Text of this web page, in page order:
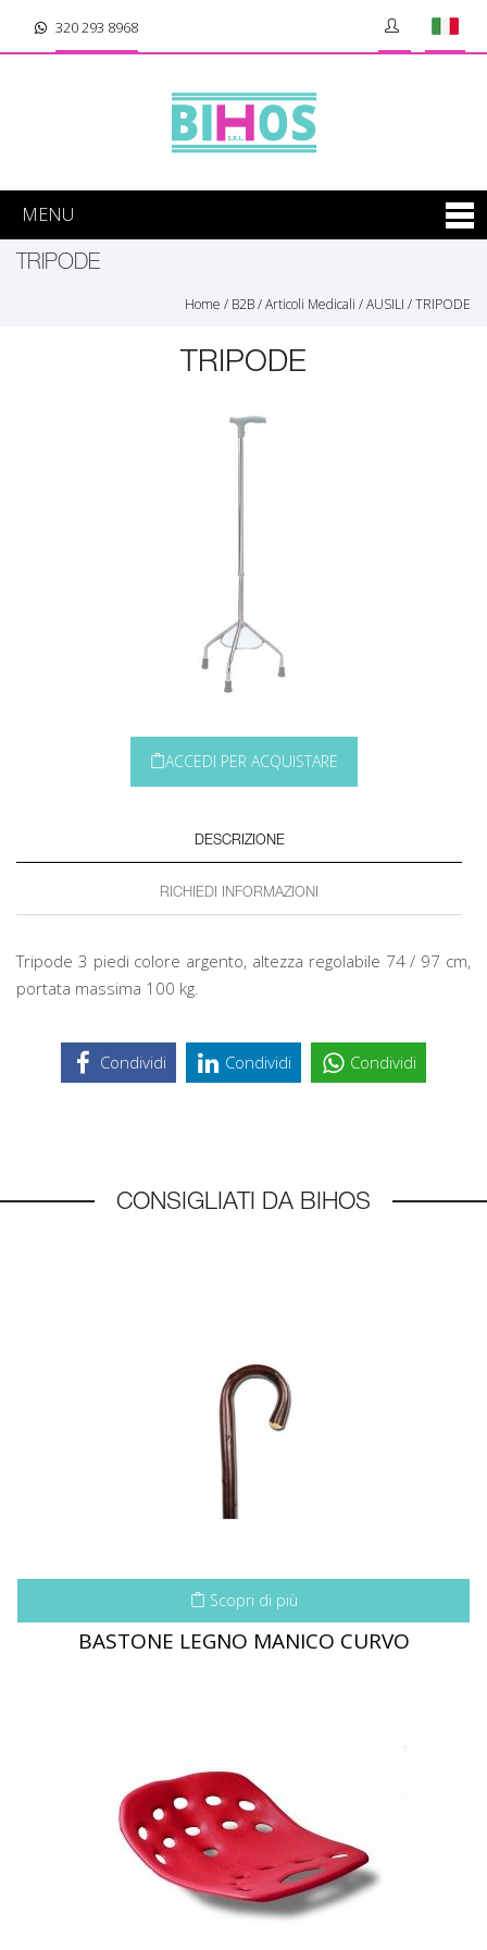
320 293 8968
MENU
TRIPODE
Home / B2B/Articoli Medicali /AUSILI /TRIPODE
TRIPODE
ACCEDI PER ACQUISTARE
DESCRIZIONE
RICHIEDI INFORMAZIONI
Tripode 3 piedi colore argento, altezza regolabile 74 / 97 cm,
portata massima 100 kg.
Condividi Condividi Condividi
CONSIGLIATI DA BIHOS
Scopri di più
BASTONE LEGNO MANICO CURVO